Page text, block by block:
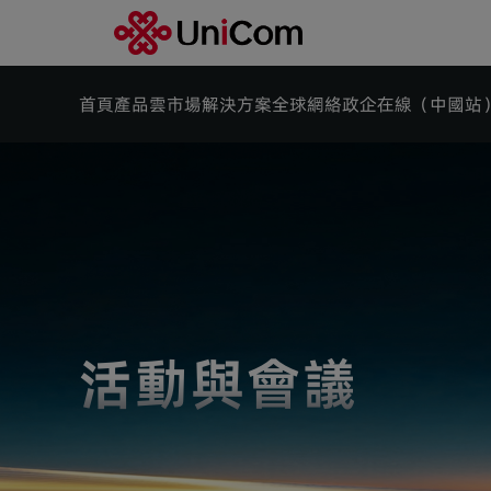
首頁產品雲市場解決方案全球網絡政企在線（中國站
活動與會議